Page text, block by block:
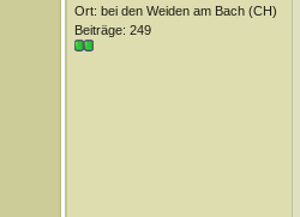
Ort: bei den Weiden am Bach (CH)
Beiträge: 249